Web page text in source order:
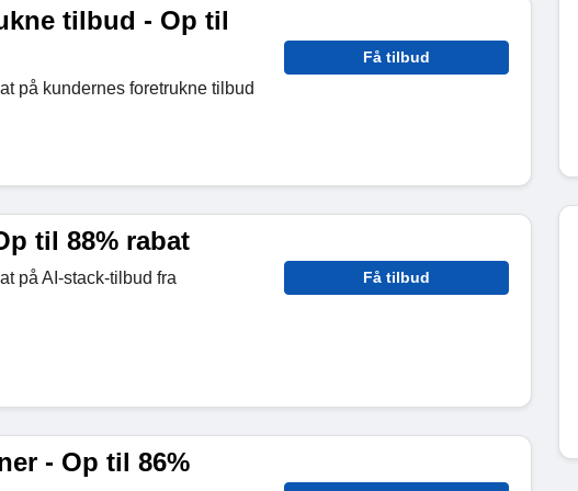
tilbud - Op til
på kundernes foretrukne tilbud
Få tilbud
til 88% rabat
på AI-stack-tilbud fra
Få tilbud
- Op til 86%